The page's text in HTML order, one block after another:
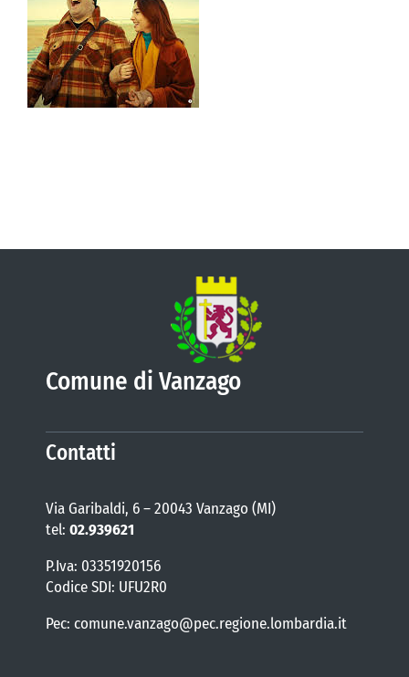
VIVERE VANZAGO
COMUNICAZIONE
Comune di Vanzago
Contatti
Via Garibaldi, 6 – 20043 Vanzago (MI)
tel: 02.939621
P.Iva: 03351920156
Codice SDI: UFU2R0
Pec: comune.vanzago@pec.regione.lombardia.it